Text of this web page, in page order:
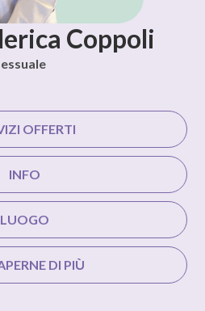
Coppoli
OFFERTI
INFO
LUOGO
DI PIÙ